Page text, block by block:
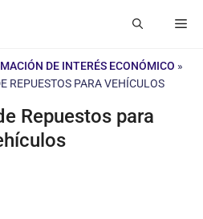
DE INTERÉS ECONÓMICO »
REPUESTOS PARA VEHÍCULOS
Repuestos para